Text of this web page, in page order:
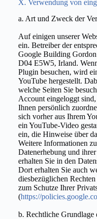
X. Verwendung von
a. Art und Zweck der
Auf einigen unserer
ein. Betreiber der
Google Building
D04 E5W5, Irland.
Plugin besuchen, wird
YouTube hergestellt.
welche Seiten Sie
Account eingeloggt
Ihnen persönlich
sich vorher aus Ihrem
ein YouTube-Video
ein, die Hinweise über
Weitere Informationen
Datenerhebung und
erhalten Sie in den
Dort erhalten Sie auch
diesbezüglichen
zum Schutze Ihrer
(https://
b. Rechtliche Grundlage